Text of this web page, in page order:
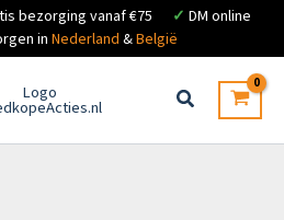
bezorging vanaf €75 ✓ DM online
in Nederland &België